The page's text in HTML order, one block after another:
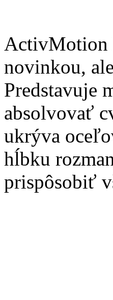
ActivMotion
novinkou,
Predstavuje
absolvovať
ukrýva
hĺbku
prispôsobiť